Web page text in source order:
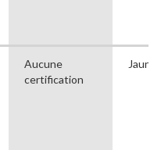
Aucune
certification
Jaune